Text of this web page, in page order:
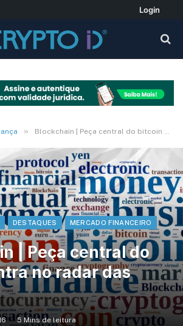
Login
» Blockchain | Peça central do bitcoin entra no radar das startups
DESTAQUES MERCADO FINANCEIRO
| Peça central do
no radar das
5 Mins de leitura